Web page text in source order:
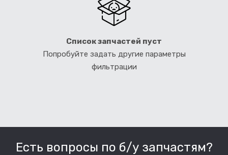
Список запчастей пуст
Попробуйте задать другие параметры
фильтрации
Есть вопросы по б/у запчастям?